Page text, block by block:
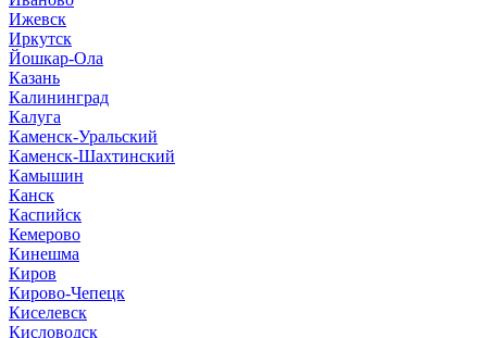
Ижевск
Иркутск
Йошкар-Ола
Казань
Калининград
Калуга
Каменск-Уральский
Каменск-Шахтинский
Камышин
Канск
Каспийск
Кемерово
Кинешма
Киров
Кирово-Чепецк
Киселевск
Кисловодск